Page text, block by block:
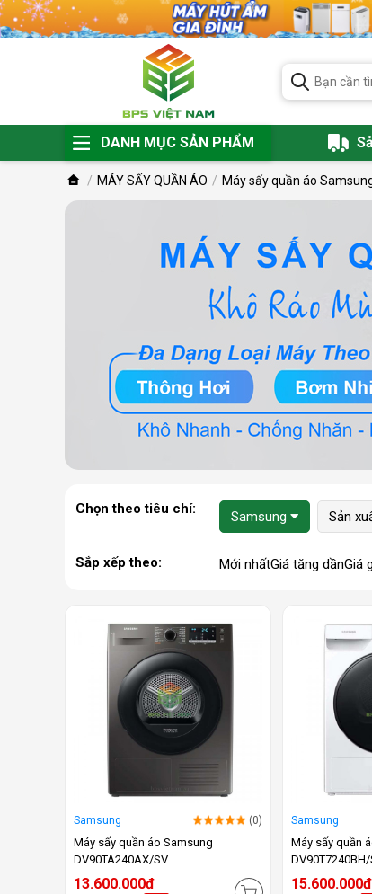
DANH MỤC SẢN PHẨM
MÁY SẤY QUẦN ÁO Máy sấy quần áo
Chọn theo tiêu chí: Samsung Sản
Sắp xếp theo: Mới nhấtGiá tăng dầnGiá
Samsung (0)
Máy sấy quần áo Samsung
DV90TA240AX/SV
13.600.000đ
Samsung
Máy sấy quần
DV90T7240BH/
15.600.000đ